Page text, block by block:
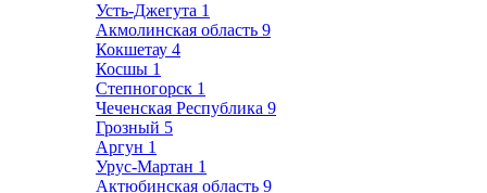
Усть-Джегута 1
Акмолинская область 9
Кокшетау 4
Косшы 1
Степногорск 1
Чеченская Республика 9
Грозный 5
Аргун 1
Урус-Мартан 1
Актюбинская область 9